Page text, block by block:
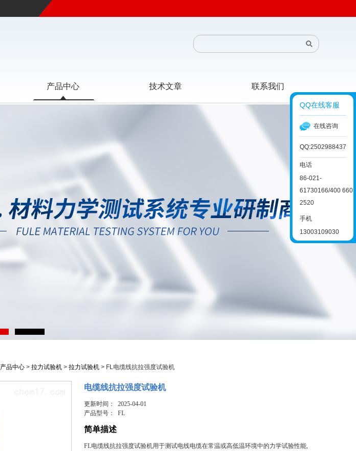
产品中心 技术文章 联系我们
产品中心 > 拉力试验机 > 拉力试验机 > FL电缆线抗拉强度试验机
电缆线抗拉强度试验机
更新时间： 2025-04-01
产品型号：FL
简单描述
FL电缆线抗拉强度试验机用于测试电线电缆在常温或高低温环境中的力学试验性能,
QQ在线客服
在线咨询
QQ:2502988437
电话
86-021-
61730166/400 660
2520
手机
13003109030